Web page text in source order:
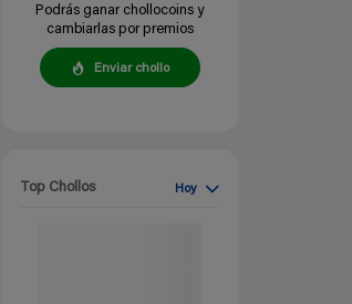
Podrás ganar chollocoins y
cambiarlas por premios
Enviar chollo
Top Chollos Hoy